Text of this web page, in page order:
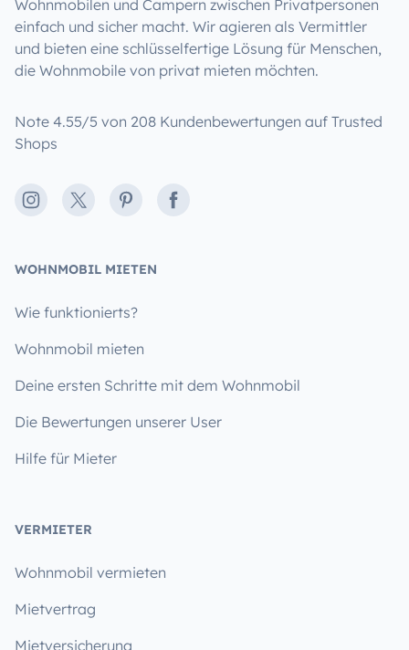
Wohnmobilen und Campern zwischen Privatpersonen
einfach und sicher macht. Wir agieren als Vermittler
und bieten eine schlüsselfertige Lösung für Menschen,
die Wohnmobile von privat mieten möchten.
Note 4.55/5 von 208 Kundenbewertungen auf Trusted
Shops
Instagram
X PinterestFacebook
WOHNMOBIL MIETEN
Wie funktionierts?
Wohnmobil mieten
Deine ersten Schritte mit dem Wohnmobil
Die Bewertungen unserer User
Hilfe für Mieter
VERMIETER
Wohnmobil vermieten
Mietvertrag
Mietversicherung